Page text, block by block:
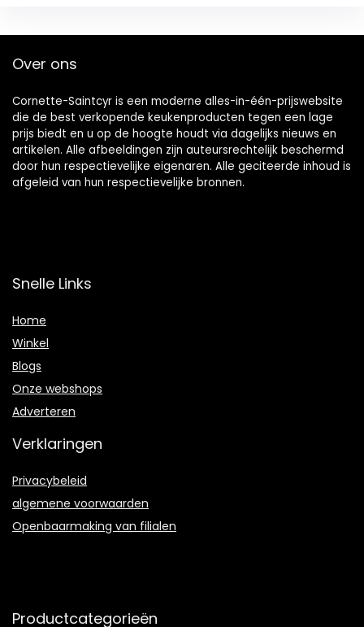
Over ons
Cornette-Saintcyr is een moderne alles-in-één-prijswebsite
die de best verkopende keukenproducten tegen een lage
prijs biedt en u op de hoogte houdt via dagelijks nieuws en
artikelen. Alle afbeeldingen zijn auteursrechtelijk beschermd
door hun respectievelijke eigenaren. Alle geciteerde inhoud is
afgeleid van hun respectievelijke bronnen.
Snelle Links
Home
Winkel
Blogs
Onze webshops
Adverteren
Verklaringen
Privacybeleid
algemene voorwaarden
Openbaarmaking van filialen
Productcategorieën